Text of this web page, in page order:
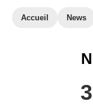
Accueil News